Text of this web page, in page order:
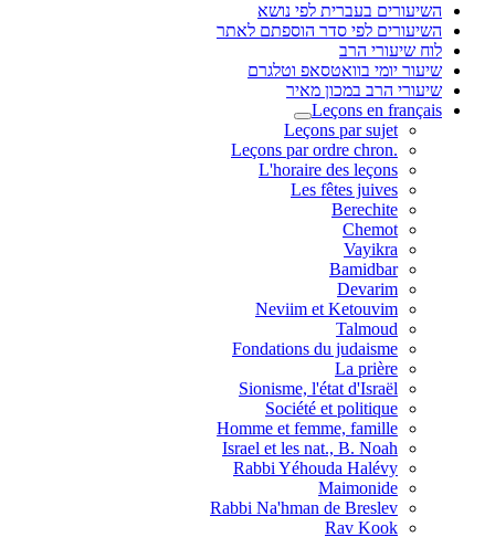
השיעורים בעברית לפי נושא
השיעורים לפי סדר הוספתם לאתר
לוח שיעורי הרב
שיעור יומי בוואטסאפ וטלגרם
שיעורי הרב במכון מאיר
Leçons en français
Leçons par sujet
.Leçons par ordre chron
L'horaire des leçons
Les fêtes juives
Berechite
Chemot
Vayikra
Bamidbar
Devarim
Neviim et Ketouvim
Talmoud
Fondations du judaisme
La prière
Sionisme, l'état d'Israël
Société et politique
Homme et femme, famille
Israel et les nat., B. Noah
Rabbi Yéhouda Halévy
Maimonide
Rabbi Na'hman de Breslev
Rav Kook